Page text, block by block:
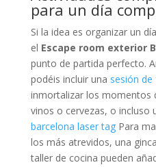
para un día
Si la idea es organizar un
el Escape room exterior
punto de partida perfecto.
podéis incluir una sesión
inmortalizar los momentos
vinos o cervezas, o incluso
barcelona laser tagPara
los más atrevidos, una
taller de cocina pueden